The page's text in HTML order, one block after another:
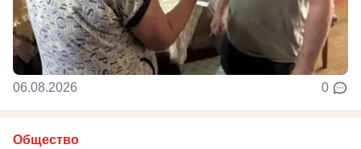
06.08.2026 0
Общество